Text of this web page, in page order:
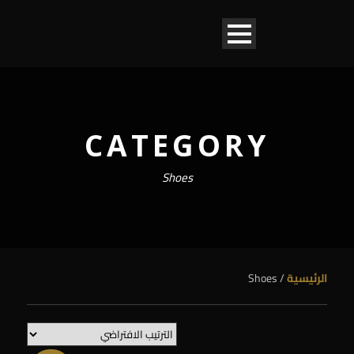
CATEGORY
Shoes
الرئيسية/ Shoes